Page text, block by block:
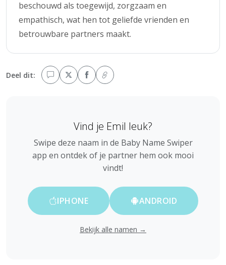
beschouwd als toegewijd, zorgzaam en
empathisch, wat hen tot geliefde vrienden en
betrouwbare partners maakt.
Deel dit:
Vind je Emil leuk?
Swipe deze naam in de Baby Name Swiper
app en ontdek of je partner hem ook mooi
vindt!
IPHONE ANDROID
Bekijk alle namen →